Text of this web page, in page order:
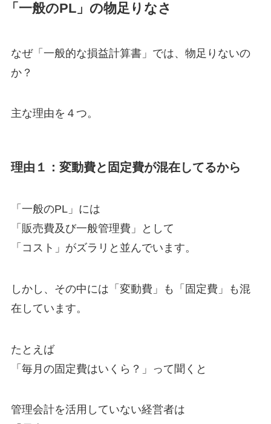
「一般のPL」の物足りなさ
なぜ「一般的な損益計算書」では、物足りないの
か？
主な理由を４つ。
理由１：変動費と固定費が混在してるから
「一般のPL」には
「販売費及び一般管理費」として
「コスト」がズラリと並んでいます。
しかし、その中には「変動費」も「固定費」も混
在しています。
たとえば
「毎月の固定費はいくら？」って聞くと
管理会計を活用していない経営者は